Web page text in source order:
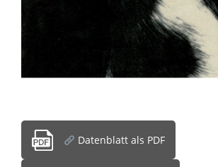
Datenblatt als PDF